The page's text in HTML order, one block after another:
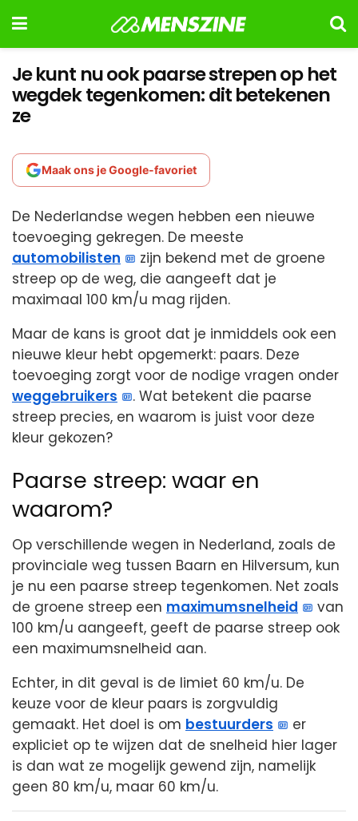
Je kunt nu ook paarse strepen op het
wegdek tegenkomen: dit betekenen
ze
Maak ons je Google-favoriet
De Nederlandse wegen hebben een nieuwe
toevoeging gekregen. De meeste
automobilisten
zijn bekend met de groene
streep op de weg, die aangeeft dat je
maximaal 100 km/u mag rijden.
Maar de kans is groot dat je inmiddels ook een
nieuwe kleur hebt opgemerkt: paars. Deze
toevoeging zorgt voor de nodige vragen onder
weggebruikers
. Wat betekent die paarse
streep precies, en waarom is juist voor deze
kleur gekozen?
Paarse streep: waar en
waarom?
Op verschillende wegen in Nederland, zoals de
provinciale weg tussen Baarn en Hilversum, kun
je nu een paarse streep tegenkomen. Net zoals
de groene streep een maximumsnelheid
van
100 km/u aangeeft, geeft de paarse streep ook
een maximumsnelheid aan.
Echter, in dit geval is de limiet 60 km/u. De
keuze voor de kleur paars is zorgvuldig
gemaakt. Het doel is om bestuurders
er
expliciet op te wijzen dat de snelheid hier lager
is dan wat ze mogelijk gewend zijn, namelijk
geen 80 km/u, maar 60 km/u.